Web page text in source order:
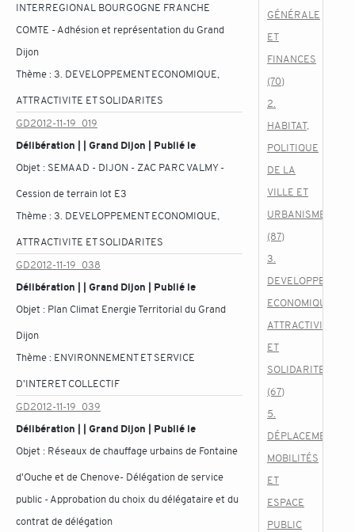
INTERREGIONAL BOURGOGNE FRANCHE
COMTE - Adhésion et représentation du Grand
Dijon
Thème :3. DEVELOPPEMENT ECONOMIQUE,
ATTRACTIVITE ET SOLIDARITES
GD2012-11-19_019
Délibération | | Grand Dijon | Publié le
Objet : SEMAAD - DIJON - ZAC PARC VALMY -
Cession de terrain lot E3
Thème :3. DEVELOPPEMENT ECONOMIQUE,
ATTRACTIVITE ET SOLIDARITES
GD2012-11-19_038
Délibération | | Grand Dijon | Publié le
Objet : Plan Climat Energie Territorial du Grand
Dijon
Thème : ENVIRONNEMENT ET SERVICE
D'INTERET COLLECTIF
GD2012-11-19_039
Délibération | | Grand Dijon | Publié le
Objet : Réseaux de chauffage urbains de Fontaine
d'Ouche et de Chenove- Délégation de service
public - Approbation du choix du délégataire et du
contrat de délégation
GÉNÉRALE
ET
FINANCES
(70)
2.
HABITAT,
POLITIQUE
DE LA
VILLE ET
URBANISME
(87)
3.
DEVELOPPEMENT
ECONOMIQUE,
ATTRACTIVITE
ET
SOLIDARITES
(67)
5.
DÉPLACEMENTS,
MOBILITÉS
ET
ESPACE
PUBLIC